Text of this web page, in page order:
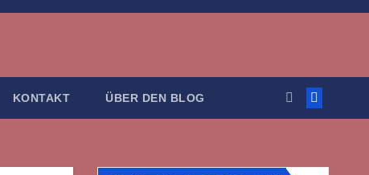
KONTAKT ÜBER DEN BLOG